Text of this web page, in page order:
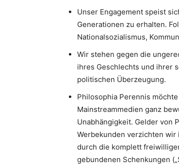
Unser Engagement speist
Generationen zu erhalten.
Nationalsozialismus,
Wir stehen gegen die
ihres Geschlechts und ihrer
politischen Überzeugung.
Philosophia Perennis
Mainstreammedien ganz
Unabhängigkeit. Gelder von
Werbekunden verzichten
durch die komplett
gebundenen Schenkungen